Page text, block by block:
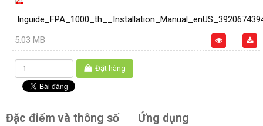
5.03 MB
Đặt hàng
Đặc điểm và thông số Ứng dụng